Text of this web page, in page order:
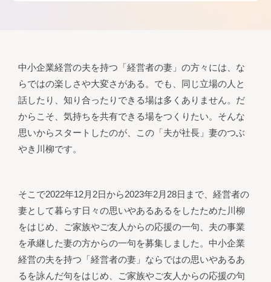
中⼩企業経営の夫を持つ「経営者の妻」の⽅々には、な
らではの楽しさや⼤変さがある。でも、同じ⽴場の⼈と
話したり、知り合ったりできる場は多くありません。だ
からこそ、気持ちを共有できる場をつくりたい。そんな
思いからスタートしたのが、この「夫が社⻑」妻のつぶ
やき川柳です。
そこで2022年12⽉2⽇から2023年2⽉28⽇まで、経営者の
妻として暮らす⽇々の思いやあるあるをしたためた川柳
をはじめ、ご家族やご友⼈からの応援の⼀句、夫の事業
を承継した妻の⽅からの⼀句を募集しました。中⼩企業
経営の夫を持つ「経営者の妻」ならではの思いやあるあ
るを詠んだ句をはじめ、ご家族やご友⼈からの応援の句